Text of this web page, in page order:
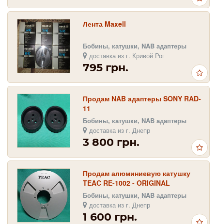
Лента Maxell
Бобины, катушки, NAB адаптеры
доставка из г. Кривой Рог
795 грн.
Продам NAB адаптеры SONY RAD-
11
Бобины, катушки, NAB адаптеры
доставка из г. Днепр
3 800 грн.
Продам алюминиевую катушку
TEAC RE-1002 - ORIGINAL
Бобины, катушки, NAB адаптеры
доставка из г. Днепр
1 600 грн.